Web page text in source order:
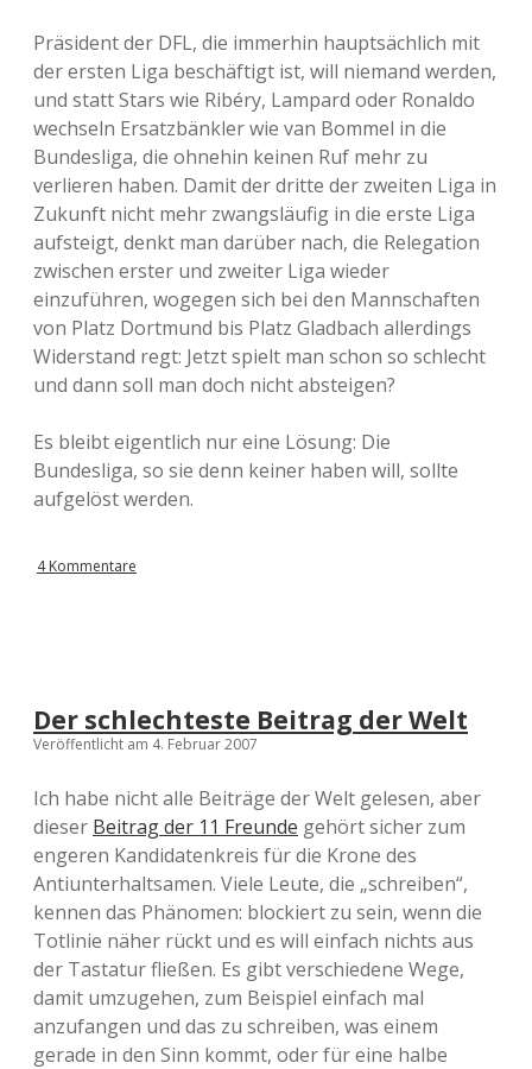
Präsident der DFL, die immerhin hauptsächlich mit
der ersten Liga beschäftigt ist, will niemand werden,
und statt Stars wie Ribéry, Lampard oder Ronaldo
wechseln Ersatzbänkler wie van Bommel in die
Bundesliga, die ohnehin keinen Ruf mehr zu
verlieren haben. Damit der dritte der zweiten Liga in
Zukunft nicht mehr zwangsläufig in die erste Liga
aufsteigt, denkt man darüber nach, die Relegation
zwischen erster und zweiter Liga wieder
einzuführen, wogegen sich bei den Mannschaften
von Platz Dortmund bis Platz Gladbach allerdings
Widerstand regt: Jetzt spielt man schon so schlecht
und dann soll man doch nicht absteigen?
Es bleibt eigentlich nur eine Lösung: Die
Bundesliga, so sie denn keiner haben will, sollte
aufgelöst werden.
4 Kommentare
Der schlechteste Beitrag der Welt
Veröffentlicht am 4. Februar 2007
Ich habe nicht alle Beiträge der Welt gelesen, aber
dieser Beitrag der 11 Freunde gehört sicher zum
engeren Kandidatenkreis für die Krone des
Antiunterhaltsamen. Viele Leute, die „schreiben“,
kennen das Phänomen: blockiert zu sein, wenn die
Totlinie näher rückt und es will einfach nichts aus
der Tastatur fließen. Es gibt verschiedene Wege,
damit umzugehen, zum Beispiel einfach mal
anzufangen und das zu schreiben, was einem
gerade in den Sinn kommt, oder für eine halbe